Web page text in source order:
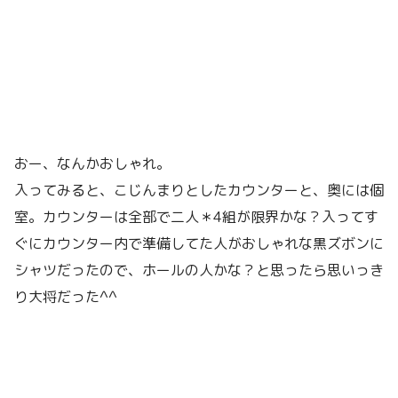
おー、なんかおしゃれ。
入ってみると、こじんまりとしたカウンターと、奥には個
室。カウンターは全部で二人＊4組が限界かな？入ってす
ぐにカウンター内で準備してた人がおしゃれな黒ズボンに
シャツだったので、ホールの人かな？と思ったら思いっき
り大将だった^^